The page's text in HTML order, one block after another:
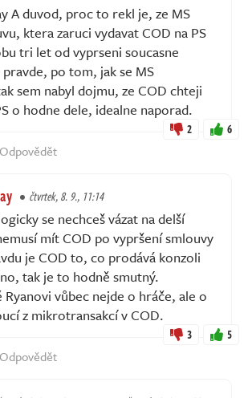
A duvod, proc to rekl je, ze MS
ktera zaruci vydavat COD na PS
tri let od vyprseni soucasne
po tom, jak se MS
sem nabyl dojmu, ze COD chteji
o hodne dele, idealne naporad.
2 6
Odpovědět
čtvrtek, 8. 9., 11:14
se nechceš vázat na delší
mít COD po vypršení smlouvy
je COD to, co prodává konzoli
tak je to hodně smutný.
Ryanovi vůbec nejde o hráče, ale o
z mikrotransakcí v COD.
3 5
Odpovědět